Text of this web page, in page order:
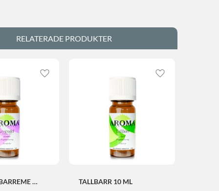
RELATERADE PRODUKTER
Lägg till i favoriter
TALLBARR 10 ML
Lägg till i